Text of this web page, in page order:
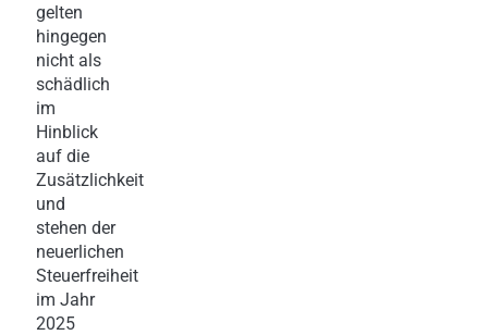
gelten
hingegen
nicht als
schädlich
im
Hinblick
auf die
Zusätzlichkeit
und
stehen der
neuerlichen
Steuerfreiheit
im Jahr
2025